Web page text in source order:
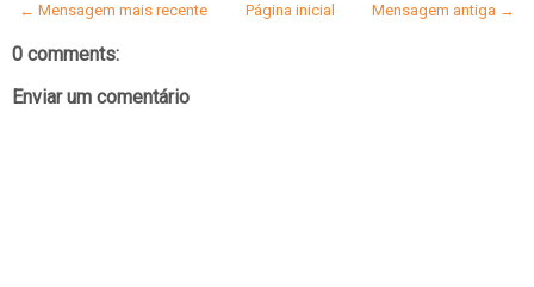
← Mensagem mais recente Mensagem antiga →
Página inicial
0 comments:
Enviar um comentário